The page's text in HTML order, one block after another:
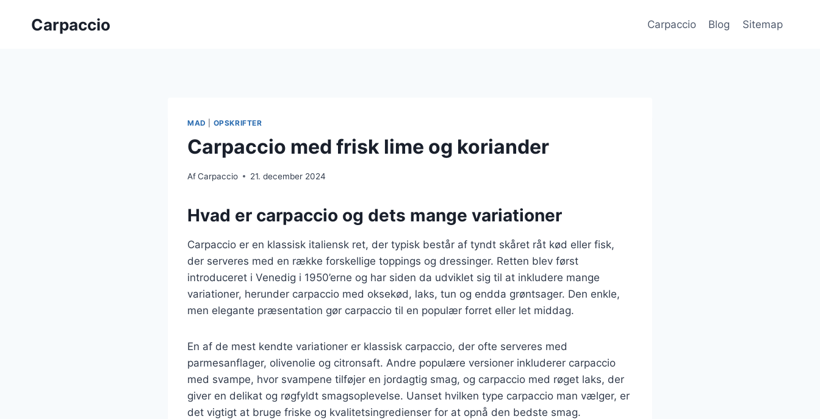
Carpaccio Carpaccio Blog Sitemap
MAD OPSKRIFTER
Carpaccio med frisk lime og koriander
AfCarpaccio 21. december 2024
Hvad er carpaccio og dets mange variationer
Carpaccio er en klassisk italiensk ret, der typisk består af tyndt skåret råt kød eller fisk,
der serveres med en række forskellige toppings og dressinger. Retten blev først
introduceret i Venedig i 1950’erne og har siden da udviklet sig til at inkludere mange
variationer, herunder carpaccio med oksekød, laks, tun og endda grøntsager. Den enkle,
men elegante præsentation gør carpaccio til en populær forret eller let middag.
En af de mest kendte variationer er klassisk carpaccio, der ofte serveres med
parmesanflager, olivenolie og citronsaft. Andre populære versioner inkluderer carpaccio
med svampe, hvor svampene tilføjer en jordagtig smag, og carpaccio med røget laks, der
giver en delikat og røgfyldt smagsoplevelse. Uanset hvilken type carpaccio man vælger, er
det vigtigt at bruge friske og kvalitetsingredienser for at opnå den bedste smag.